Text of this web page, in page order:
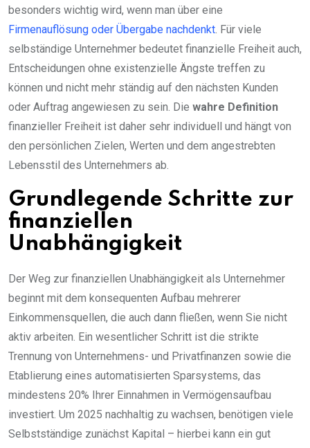
besonders wichtig wird, wenn man über eine
Firmenauflösung oder Übergabe nachdenkt. Für viele
selbständige Unternehmer bedeutet finanzielle Freiheit auch,
Entscheidungen ohne existenzielle Ängste treffen zu
können und nicht mehr ständig auf den nächsten Kunden
oder Auftrag angewiesen zu sein. Die wahre Definition
finanzieller Freiheit ist daher sehr individuell und hängt von
den persönlichen Zielen, Werten und dem angestrebten
Lebensstil des Unternehmers ab.
Grundlegende Schritte zur
finanziellen
Unabhängigkeit
Der Weg zur finanziellen Unabhängigkeit als Unternehmer
beginnt mit dem konsequenten Aufbau mehrerer
Einkommensquellen, die auch dann fließen, wenn Sie nicht
aktiv arbeiten. Ein wesentlicher Schritt ist die strikte
Trennung von Unternehmens- und Privatfinanzen sowie die
Etablierung eines automatisierten Sparsystems, das
mindestens 20% Ihrer Einnahmen in Vermögensaufbau
investiert. Um 2025 nachhaltig zu wachsen, benötigen viele
Selbstständige zunächst Kapital – hierbei kann ein gut